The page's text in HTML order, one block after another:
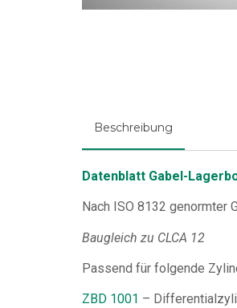
Beschreibung
Datenblatt Gabel-
Nach ISO 8132 genormter
Baugleich zu CLCA 12
Passend für folgende
ZBD 1001 –